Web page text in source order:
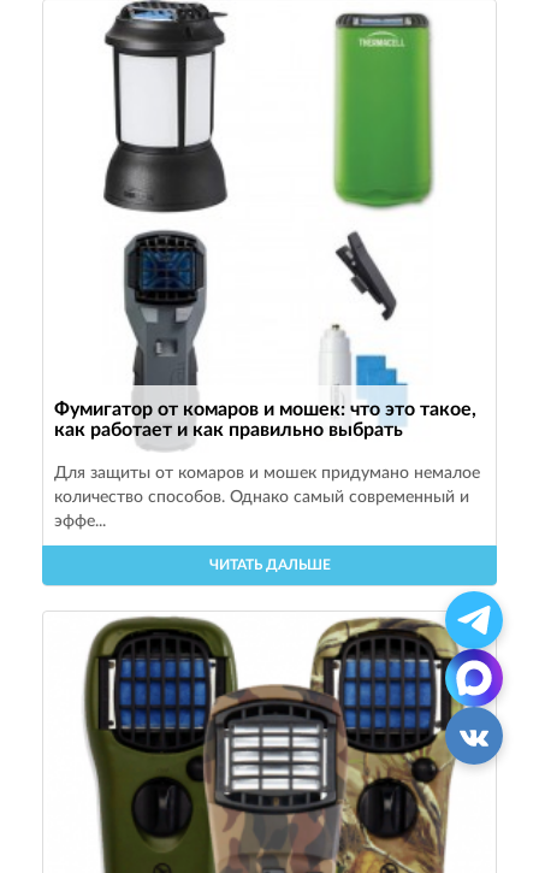
Фумигатор от комаров и мошек: что это такое,
как работает и как правильно выбрать
Для защиты от комаров и мошек придумано немалое
количество способов. Однако самый современный и
эффе...
ЧИТАТЬ ДАЛЬШЕ